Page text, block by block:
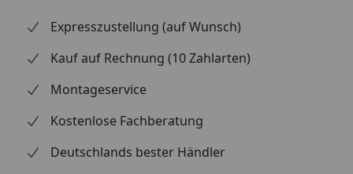
Expresszustellung (auf Wunsch)
Kauf auf Rechnung (10 Zahlarten)
Montageservice
Kostenlose Fachberatung
Deutschlands bester Händler